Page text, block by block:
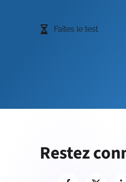
Faites le test
Restez